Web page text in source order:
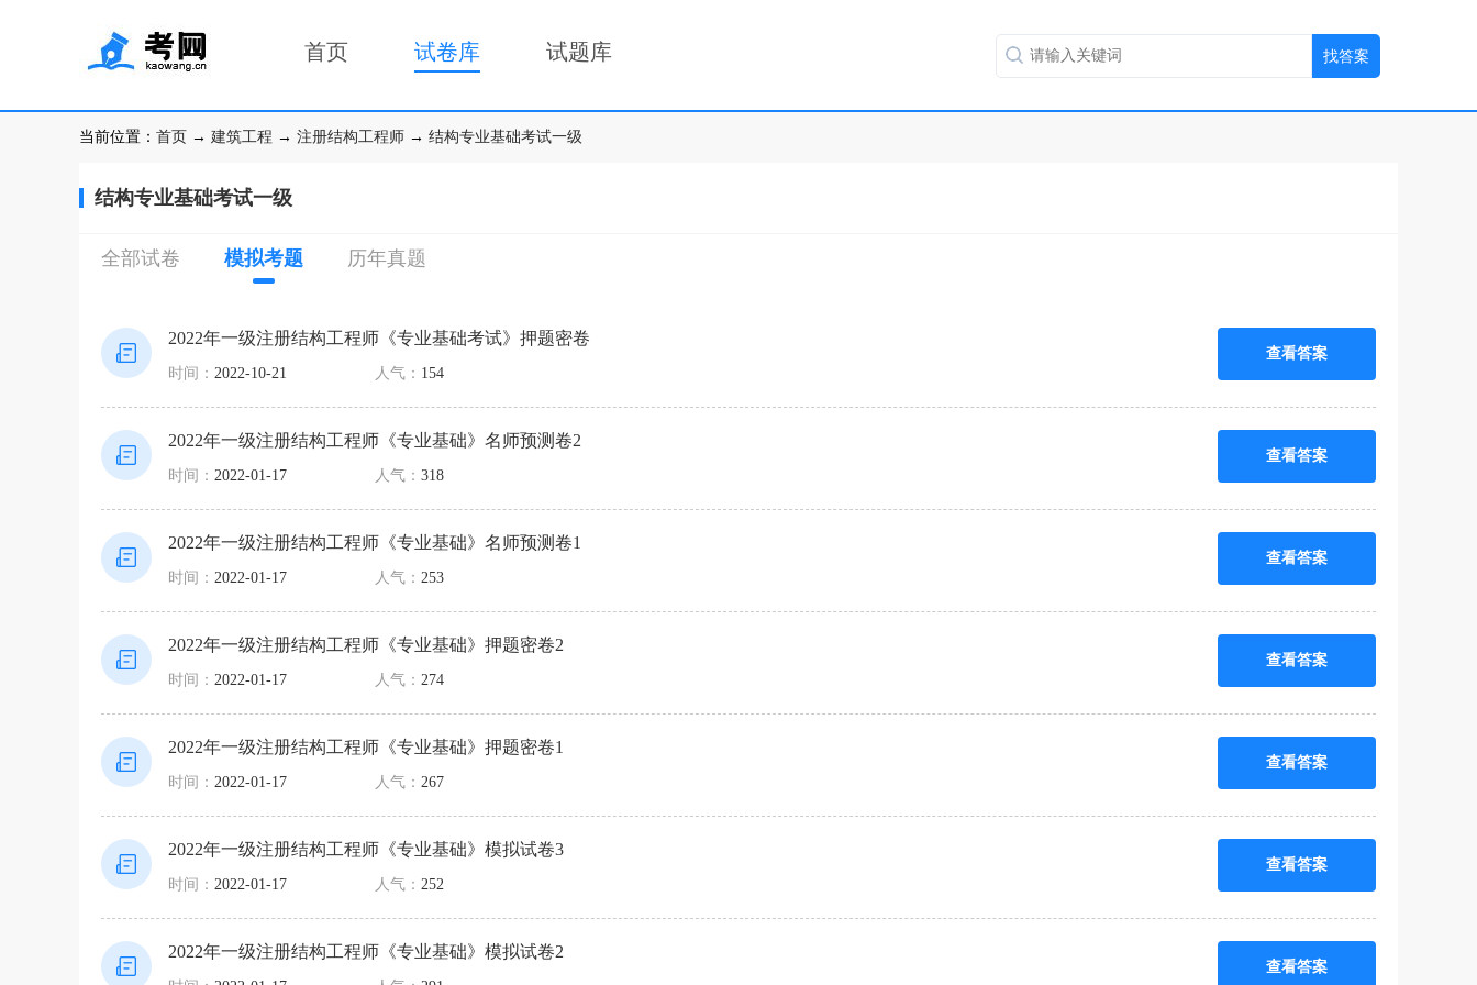
首页 试卷库 试题库
当前位置： 首页 → 建筑工程 → 注册结构工程师 → 结构专业基础考试一级
结构专业基础考试一级
全部试卷 模拟考题 历年真题
2022年一级注册结构工程师《专业基础考试》押题密卷
时间： 2022-10-21 人气： 154
查看答案
2022年一级注册结构工程师《专业基础》名师预测卷2
时间： 2022-01-17 人气： 318
查看答案
2022年一级注册结构工程师《专业基础》名师预测卷1
时间： 2022-01-17 人气： 253
查看答案
2022年一级注册结构工程师《专业基础》押题密卷2
时间： 2022-01-17 人气： 274
查看答案
2022年一级注册结构工程师《专业基础》押题密卷1
时间： 2022-01-17 人气： 267
查看答案
2022年一级注册结构工程师《专业基础》模拟试卷3
时间： 2022-01-17 人气： 252
查看答案
2022年一级注册结构工程师《专业基础》模拟试卷2
查看答案